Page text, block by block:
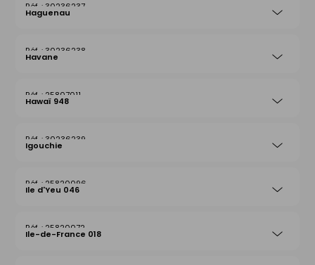
30236237
Haguenau
30236238
Havane
25807011
Hawaï 948
30236239
Igouchie
25820096
Ile d'Yeu 046
25820072
Ile-de-France 018